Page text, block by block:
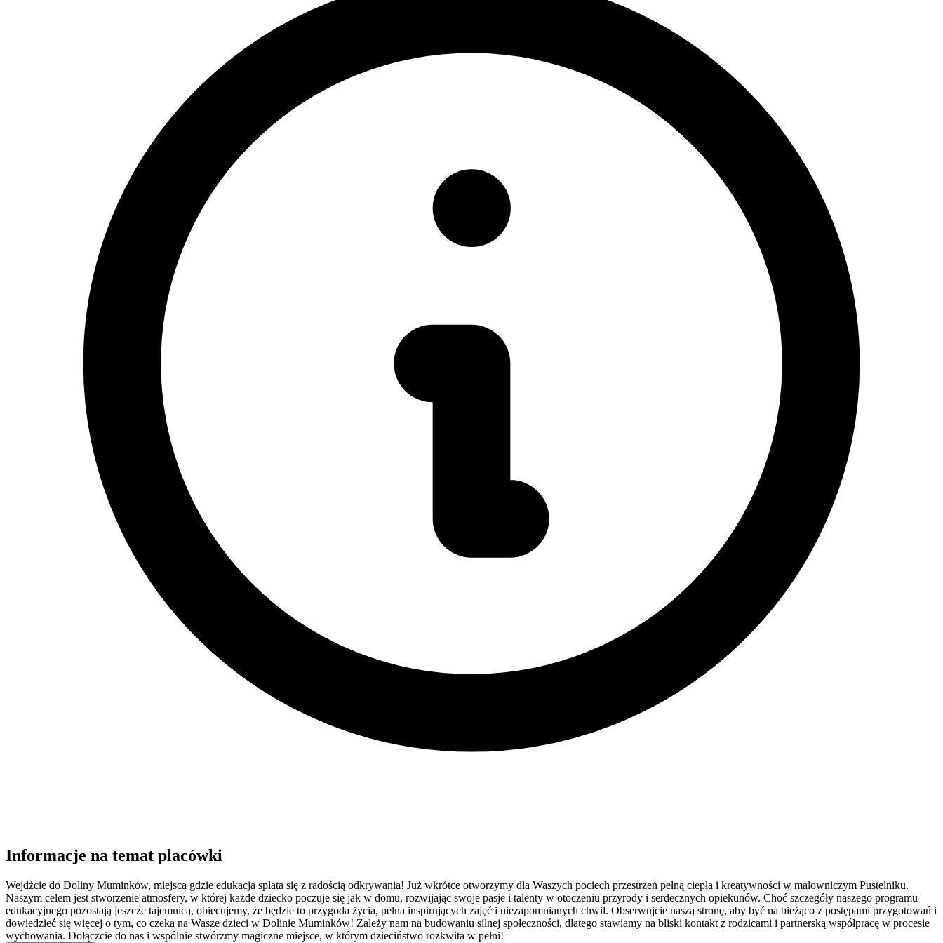
Informacje na temat placówki
Wejdźcie do Doliny Muminków, miejsca gdzie edukacja splata się z radością odkrywania! Już wkrótce otworzymy dla Waszych pociech przestrzeń pełną ciepła i kreatywności w malowniczym Pustelniku.
Naszym celem jest stworzenie atmosfery, w której każde dziecko poczuje się jak w domu, rozwijając swoje pasje i talenty w otoczeniu przyrody i serdecznych opiekunów. Choć szczegóły naszego programu
edukacyjnego pozostają jeszcze tajemnicą, obiecujemy, że będzie to przygoda życia, pełna inspirujących zajęć i niezapomnianych chwil. Obserwujcie naszą stronę, aby być na bieżąco z postępami przygotowań i
dowiedzieć się więcej o tym, co czeka na Wasze dzieci w Dolinie Muminków! Zależy nam na budowaniu silnej społeczności, dlatego stawiamy na bliski kontakt z rodzicami i partnerską współpracę w procesie
wychowania. Dołączcie do nas i wspólnie stwórzmy magiczne miejsce, w którym dzieciństwo rozkwita w pełni!